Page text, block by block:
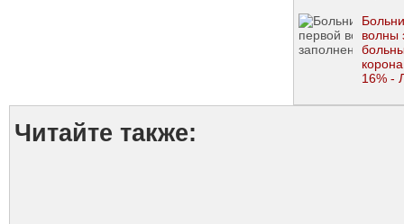
волны
16% -
Читайте также: